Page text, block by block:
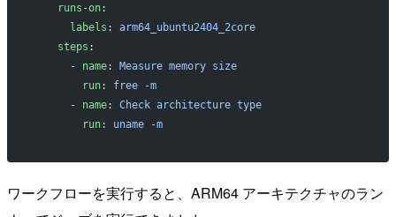
    runs-on
:
      labels
: arm64_ubuntu2404_2core
    steps
:
      -
name: Measure memory size
        run
: free -m
      -
name: Check architecture type
        run
: uname -m
ワークフローを実行すると、ARM64 アーキテクチャのラン